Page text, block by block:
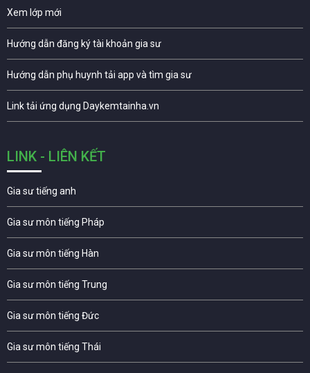
Xem lớp mới
Hướng dẫn đăng ký tài khoản gia sư
Hướng dẫn phụ huynh tải app và tìm gia sư
Link tải ứng dụng Daykemtainha.vn
LINK - LIÊN KẾT
Gia sư tiếng anh
Gia sư môn tiếng Pháp
Gia sư môn tiếng Hàn
Gia sư môn tiếng Trung
Gia sư môn tiếng Đức
Gia sư môn tiếng Thái